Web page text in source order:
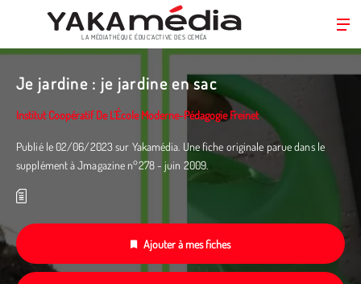
Aller
contenu
principal
LA MÉDIATHÈQUE ÉDUC’ACTIVE DES CEMÉA
Je jardine : je jardine en sac
Institut Coopératif De L’École Moderne-Pédagogie Freinet
Publié le 02/06/2023 sur Yakamédia. Une fiche originale parue dans le
supplément à Jmagazine n°278 - juin 2009.
Ajouter à mes fiches